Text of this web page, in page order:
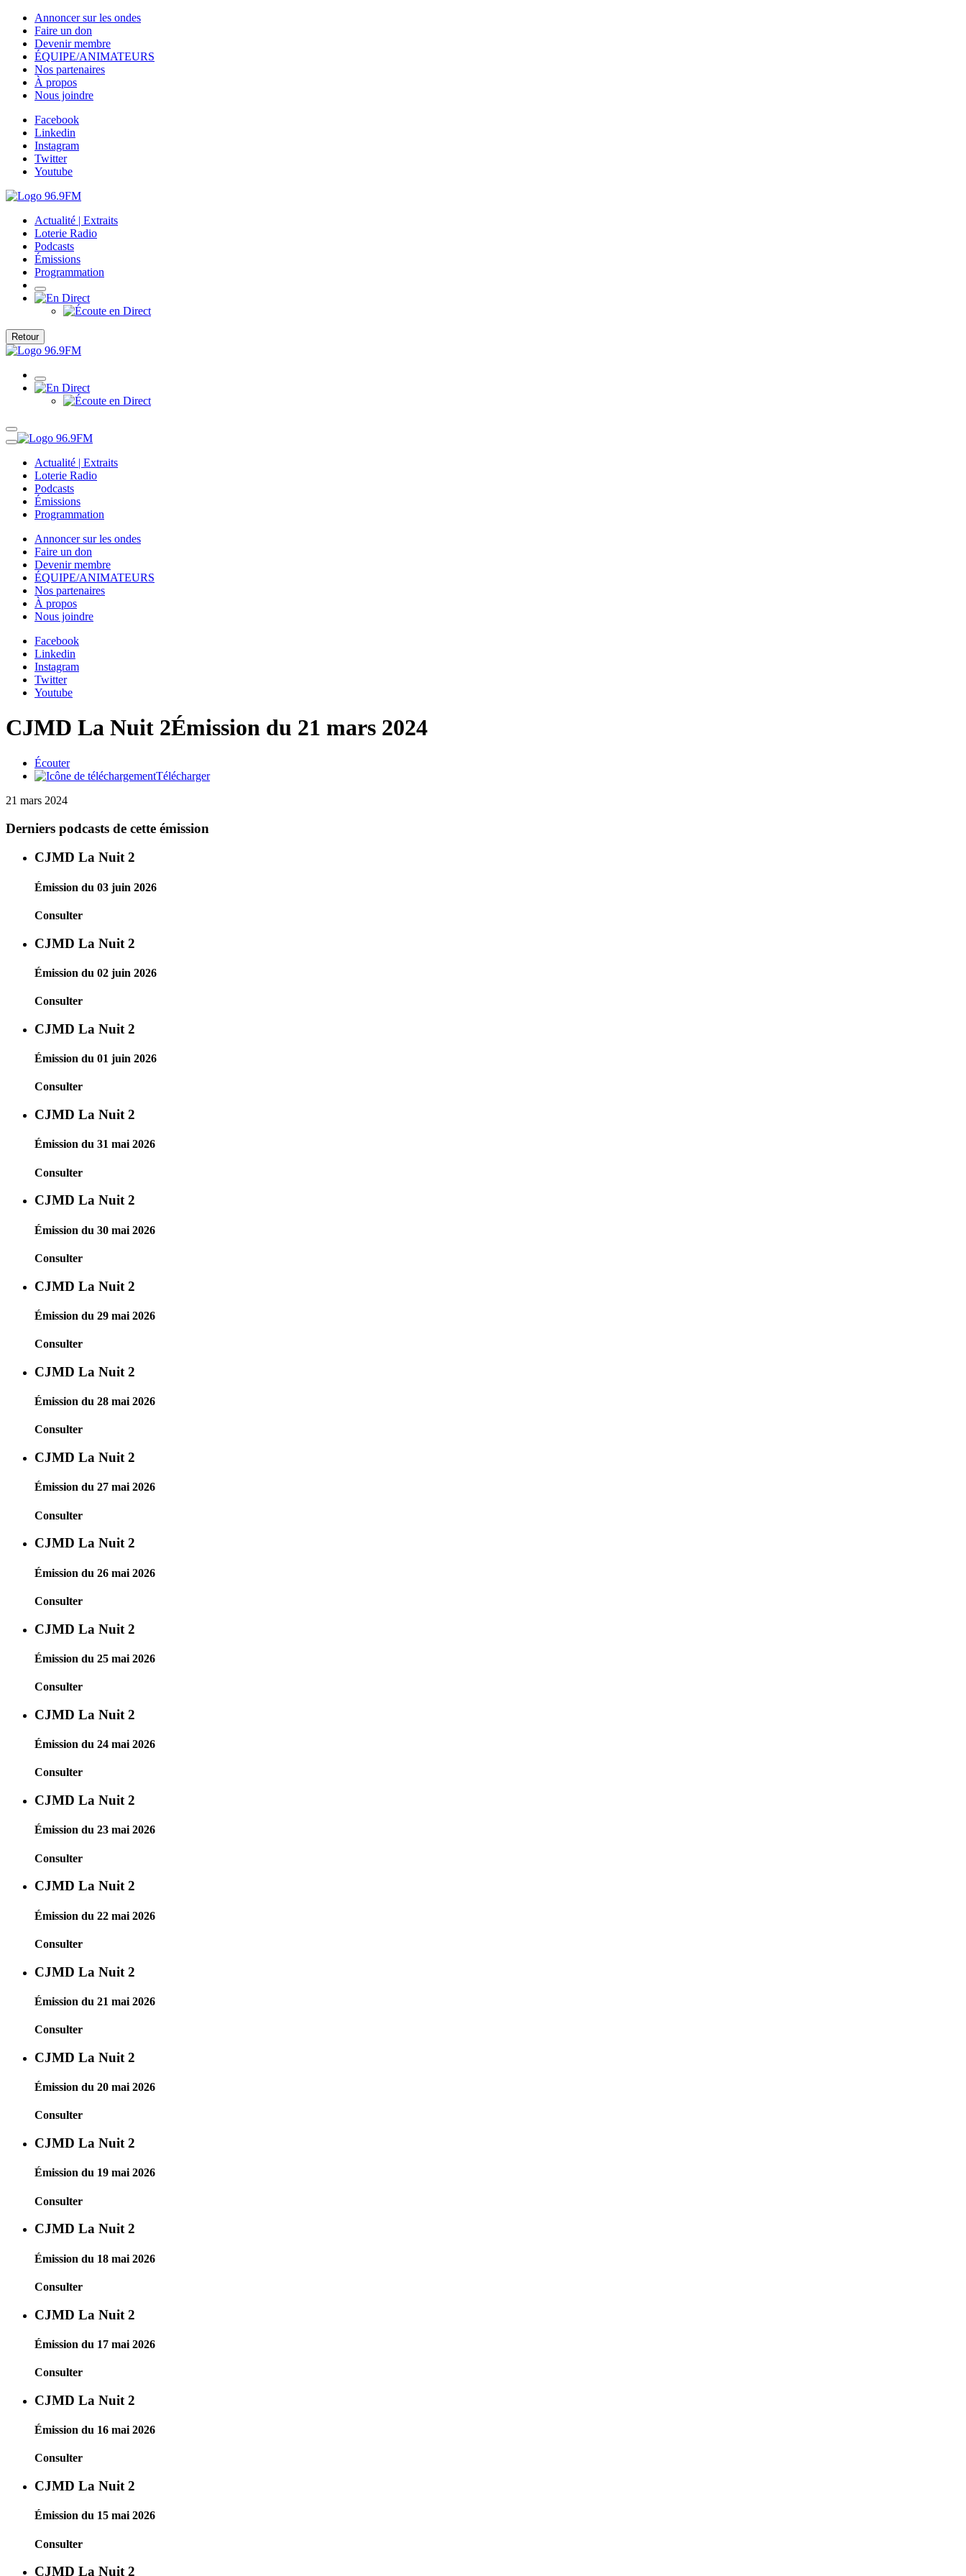
Annoncer sur les ondes
Faire un don
Devenir membre
ÉQUIPE/ANIMATEURS
Nos partenaires
À propos
Nous joindre
Facebook
Linkedin
Instagram
Twitter
Youtube
Actualité | Extraits
Loterie Radio
Podcasts
Émissions
Programmation
Retour
Actualité | Extraits
Loterie Radio
Podcasts
Émissions
Programmation
Annoncer sur les ondes
Faire un don
Devenir membre
ÉQUIPE/ANIMATEURS
Nos partenaires
À propos
Nous joindre
Facebook
Linkedin
Instagram
Twitter
Youtube
CJMD La Nuit 2Émission du 21 mars 2024
Écouter
Télécharger
21 mars 2024
Derniers podcasts de cette émission
CJMD La Nuit 2
Émission du 03 juin 2026
Consulter
CJMD La Nuit 2
Émission du 02 juin 2026
Consulter
CJMD La Nuit 2
Émission du 01 juin 2026
Consulter
CJMD La Nuit 2
Émission du 31 mai 2026
Consulter
CJMD La Nuit 2
Émission du 30 mai 2026
Consulter
CJMD La Nuit 2
Émission du 29 mai 2026
Consulter
CJMD La Nuit 2
Émission du 28 mai 2026
Consulter
CJMD La Nuit 2
Émission du 27 mai 2026
Consulter
CJMD La Nuit 2
Émission du 26 mai 2026
Consulter
CJMD La Nuit 2
Émission du 25 mai 2026
Consulter
CJMD La Nuit 2
Émission du 24 mai 2026
Consulter
CJMD La Nuit 2
Émission du 23 mai 2026
Consulter
CJMD La Nuit 2
Émission du 22 mai 2026
Consulter
CJMD La Nuit 2
Émission du 21 mai 2026
Consulter
CJMD La Nuit 2
Émission du 20 mai 2026
Consulter
CJMD La Nuit 2
Émission du 19 mai 2026
Consulter
CJMD La Nuit 2
Émission du 18 mai 2026
Consulter
CJMD La Nuit 2
Émission du 17 mai 2026
Consulter
CJMD La Nuit 2
Émission du 16 mai 2026
Consulter
CJMD La Nuit 2
Émission du 15 mai 2026
Consulter
CJMD La Nuit 2